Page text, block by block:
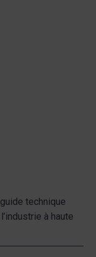
technique
à haute